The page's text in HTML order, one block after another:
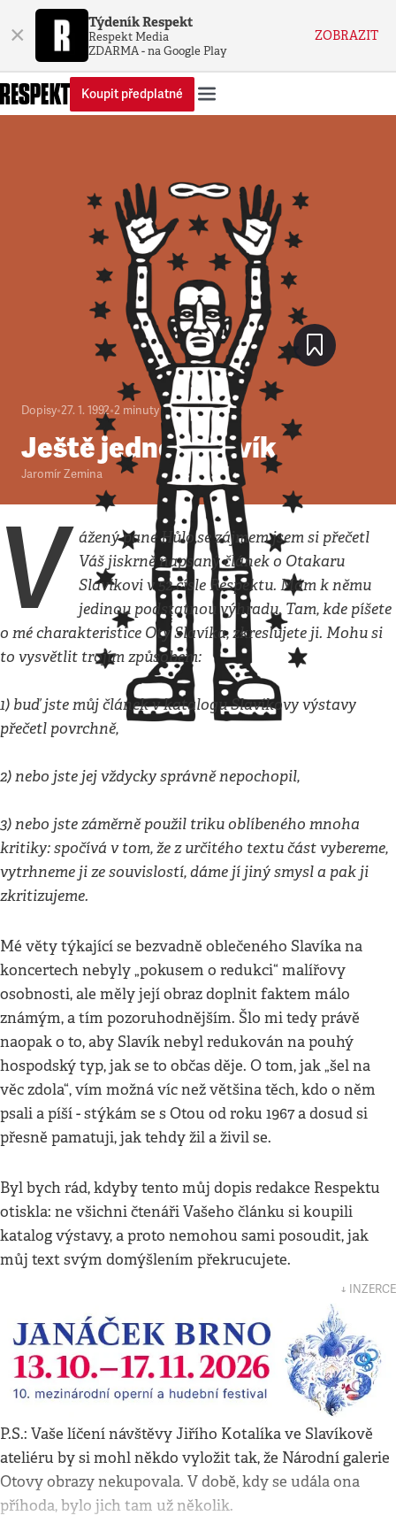
× Týdeník Respekt
Respekt Media
ZDARMA - na Google Play
ZOBRAZIT
Koupit předplatné
Dopisy•27. 1. 1992•2 minuty
Ještě jednou Slavík
Jaromír Zemina
V
ážený pane Hůlo,se zájmem jsem si přečetl
Váš jiskrně napsaný článek o Otakaru
Slavíkovi v 52.čísle Respektu. Mám k němu
jedinou podstatnou výhradu. Tam, kde píšete
o mé charakteristice Oty Slavíka, zkreslujete ji. Mohu si
to vysvětlit trojím způsobem:
1) buď jste můj článek v katalogu Slavíkovy výstavy
přečetl povrchně,
2) nebo jste jej vždycky správně nepochopil,
3) nebo jste záměrně použil triku oblíbeného mnoha
kritiky: spočívá v tom, že z určitého textu část vybereme,
vytrhneme ji ze souvislostí, dáme jí jiný smysl a pak ji
zkritizujeme.
Mé věty týkající se bezvadně oblečeného Slavíka na
koncertech nebyly „pokusem o redukci“ malířovy
osobnosti, ale měly její obraz doplnit faktem málo
známým, a tím pozoruhodnějším. Šlo mi tedy právě
naopak o to, aby Slavík nebyl redukován na pouhý
hospodský typ, jak se to občas děje. O tom, jak „šel na
věc zdola“, vím možná víc než většina těch, kdo o něm
psali a píší - stýkám se s Otou od roku 1967 a dosud si
přesně pamatuji, jak tehdy žil a živil se.
Byl bych rád, kdyby tento můj dopis redakce Respektu
otiskla: ne všichni čtenáři Vašeho článku si koupili
katalog výstavy, a proto nemohou sami posoudit, jak
můj text svým domýšlením překrucujete.
↓ INZERCE
P.S.: Vaše líčení návštěvy Jiřího Kotalíka ve Slavíkově
ateliéru by si mohl někdo vyložit tak, že Národní galerie
Otovy obrazy nekupovala. V době, kdy se udála ona
příhoda, bylo jich tam už několik.